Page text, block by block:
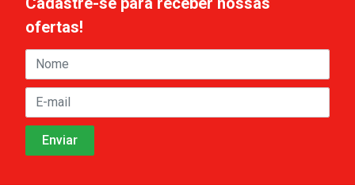
ofertas!